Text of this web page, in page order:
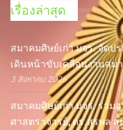
เรื่องล่าสุด
สมาคมศิษย์เก่า มจร. จัด
เดินหน้าขับเคลื่อนงานสม
3 สิงหาคม 2026
สมาคมศิษย์เก่า มจร. ร่วม
ศาสตราจารย์, ดร.สุรพล สุ